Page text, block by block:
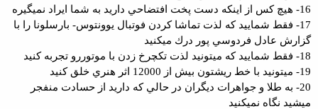
16- هيچ كس از اينكه دست پخت افتضاحي داريد به شما ايراد نميگيره
17- فقط شماييد كه لذت تماشا كردن فوتبال يوونتوس- بارسلونا را با
گزارش عادل فردوسي پور درك ميكنيد
18- فقط شماييد كه ميتونيد لذت تكچرخ زدن با موتوررو تجربه كنيد
19- ميتونيد با خط ريشتون بيش از 12000 اثر هنري خلق كنيد
20- به طلا و جواهرات ديگران در حالي كه داريد از حسادت منفجر
ميشيد نگاه نميكنيد